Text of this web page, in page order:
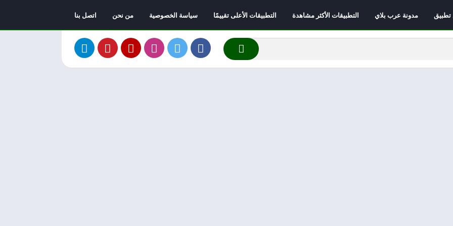
تطبيق مدونة عرب بلاي التطبيقات الأكثر مشاهدة التطبيقات الأعلى تقييمًا سياسة الخصوصية من نحن اتصل بنا